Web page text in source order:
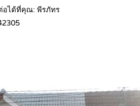
อได้ที่คุณ: พีรภัทร